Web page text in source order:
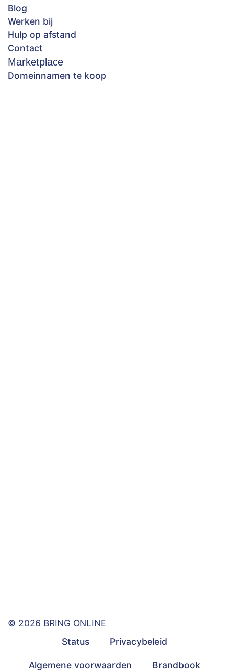
Blog
Werken bij
Hulp op afstand
Contact
Marketplace
Domeinnamen te koop
© 2026 BRING ONLINE
Status
Privacybeleid
Algemene voorwaarden Brandbook